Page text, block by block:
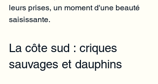
leurs prises, un moment d'une beauté
saisissante.
La côte sud : criques
sauvages et dauphins